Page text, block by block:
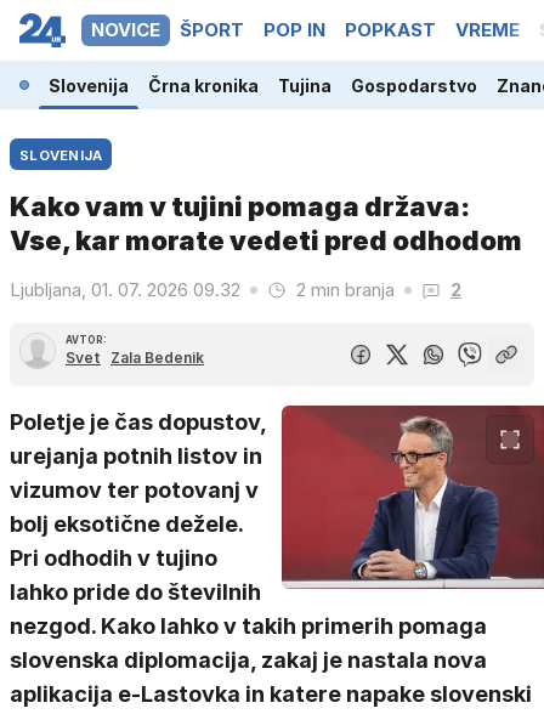
NOVICE ŠPORT POP IN POPKAST VREME
Slovenija Črna kronika Tujina Gospodarstvo
SLOVENIJA
Kako vam v tujini pomaga država:
Vse, kar morate vedeti pred odhodom
Ljubljana, 01. 07. 2026 09.32 2 min branja 2
AVTOR:
Svet Zala Bedenik
Poletje je čas dopustov,
urejanja potnih listov in
vizumov ter potovanj v
bolj eksotične dežele.
Pri odhodih v tujino
lahko pride do številnih
nezgod. Kako lahko v takih primerih pomaga
slovenska diplomacija, zakaj je nastala nova
aplikacija e-Lastovka in katere napake slovenski